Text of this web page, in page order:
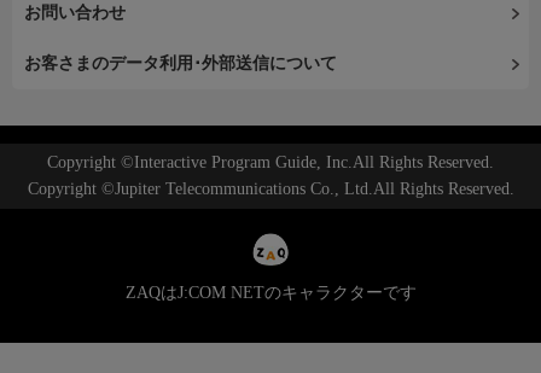
お問い合わせ
お客さまのデータ利用･外部送信について
Copyright ©Interactive Program Guide, Inc.All Rights Reserved.
Copyright ©Jupiter Telecommunications Co., Ltd.All Rights Reserved.
ZAQはJ:COM NETのキャラクターです